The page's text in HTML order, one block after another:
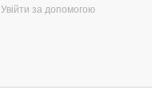
Увійти за допомогою